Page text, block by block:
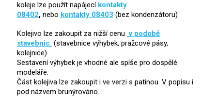
koleje lze použít napájecí kontakty
08402, nebo kontakty 08403 (bez kondenzátoru)
Kolejivo lze zakoupit za nižší cenu v podobě
stavebnic. (stavebnice výhybek, pražcové pásy,
kolejnice)
Sestavení výhybek je vhodné ale spíše pro dospělé
modeláře.
Část kolejiva lze zakoupit i ve verzi s patinou. V popisu i
pod názvem brunýrováno.